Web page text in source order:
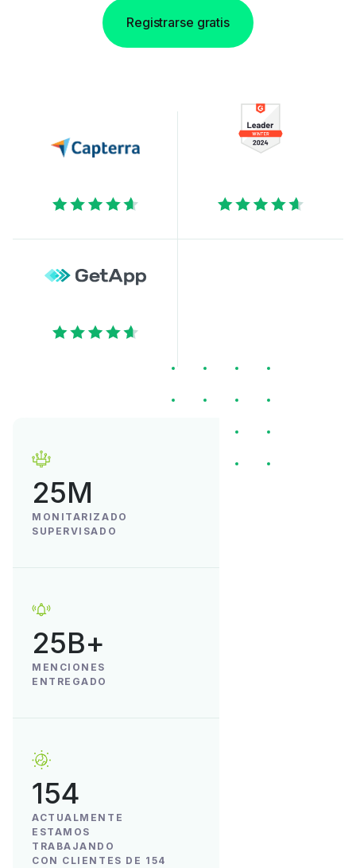
Registrarse gratis
25M
MONITARIZADO
SUPERVISADO
25B+
MENCIONES
ENTREGADO
154
ACTUALMENTE
ESTAMOS
TRABAJANDO
CON CLIENTES DE 154